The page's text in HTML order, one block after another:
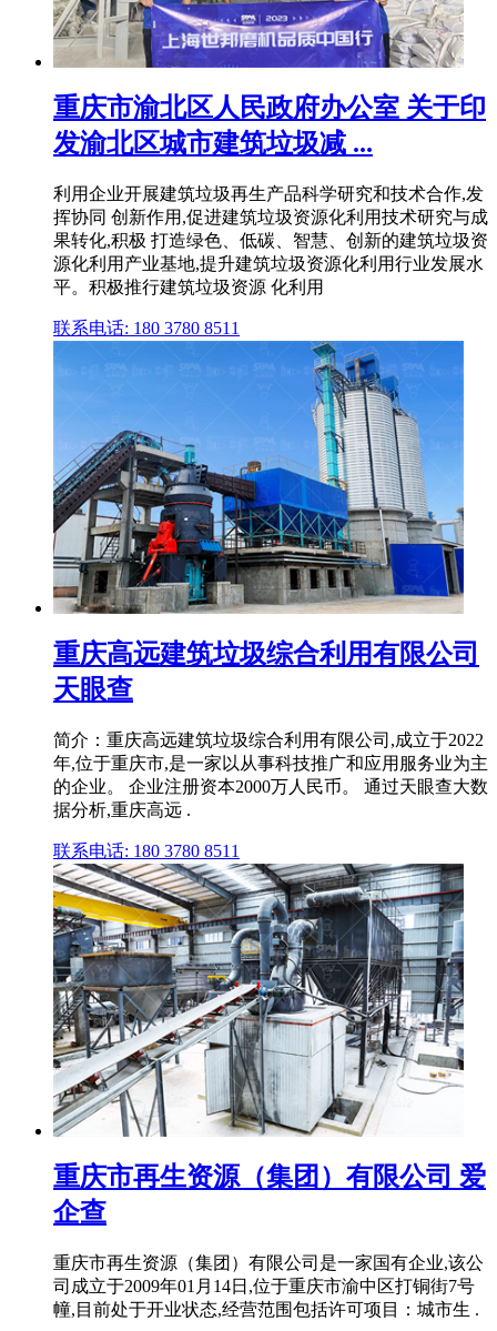
重庆市渝北区人民政府办公室 关于印
发渝北区城市建筑垃圾减 ...
利用企业开展建筑垃圾再生产品科学研究和技术合作,发
挥协同 创新作用,促进建筑垃圾资源化利用技术研究与成
果转化,积极 打造绿色、低碳、智慧、创新的建筑垃圾资
源化利用产业基地,提升建筑垃圾资源化利用行业发展水
平。积极推行建筑垃圾资源 化利用
联系电话: 180 3780 8511
重庆高远建筑垃圾综合利用有限公司
天眼查
简介：重庆高远建筑垃圾综合利用有限公司,成立于2022
年,位于重庆市,是一家以从事科技推广和应用服务业为主
的企业。 企业注册资本2000万人民币。 通过天眼查大数
据分析,重庆高远 .
联系电话: 180 3780 8511
重庆市再生资源（集团）有限公司 爱
企查
重庆市再生资源（集团）有限公司是一家国有企业,该公
司成立于2009年01月14日,位于重庆市渝中区打铜街7号
幢,目前处于开业状态,经营范围包括许可项目：城市生 .